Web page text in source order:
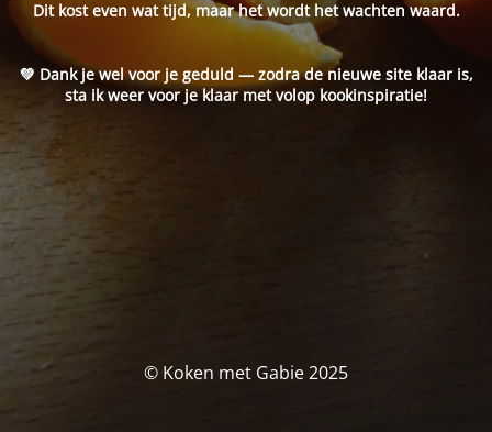
Dit kost even wat tijd, maar het wordt het wachten waard.
💚 Dank je wel voor je geduld — zodra de nieuwe site klaar is,
sta ik weer voor je klaar met volop kookinspiratie!
© Koken met Gabie 2025